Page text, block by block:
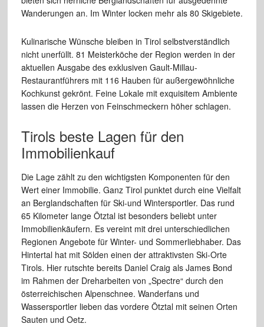
Wanderungen an. Im Winter locken mehr als 80 Skigebiete.
Kulinarische Wünsche bleiben in Tirol selbstverständlich
nicht unerfüllt. 81 Meisterköche der Region werden in der
aktuellen Ausgabe des exklusiven Gault-Millau-
Restaurantführers mit 116 Hauben für außergewöhnliche
Kochkunst gekrönt. Feine Lokale mit exquisitem Ambiente
lassen die Herzen von Feinschmeckern höher schlagen.
Tirols beste Lagen für den
Immobilienkauf
Die Lage zählt zu den wichtigsten Komponenten für den
Wert einer Immobilie. Ganz Tirol punktet durch eine Vielfalt
an Berglandschaften für Ski-und Wintersportler. Das rund
65 Kilometer lange Ötztal ist besonders beliebt unter
Immobilienkäufern. Es vereint mit drei unterschiedlichen
Regionen Angebote für Winter- und Sommerliebhaber. Das
Hintertal hat mit Sölden einen der attraktivsten Ski-Orte
Tirols. Hier rutschte bereits Daniel Craig als James Bond
im Rahmen der Dreharbeiten von „Spectre“ durch den
österreichischen Alpenschnee. Wanderfans und
Wassersportler lieben das vordere Ötztal mit seinen Orten
Sauten und Oetz.